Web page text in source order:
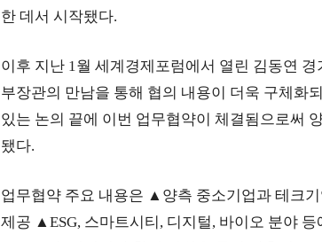
한 데서 시작됐다.
이후 지난 1월 세계경제포럼에서 열린 김동연
부장관의 만남을 통해 협의 내용이 더욱 구체화
있는 논의 끝에 이번 업무협약이 체결됨으로써
됐다.
업무협약 주요 내용은 ▲양측 중소기업과 테크
제공 ▲ESG, 스마트시티, 디지털, 바이오 분야